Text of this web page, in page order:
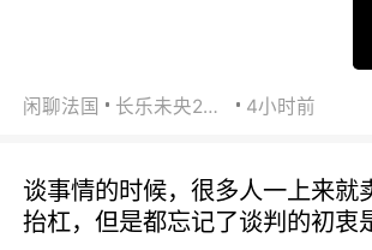
闲聊法国 长乐未央2015 4小时前
谈事情的时候，很多人一上来就
抬杠，但是都忘记了谈判的初衷